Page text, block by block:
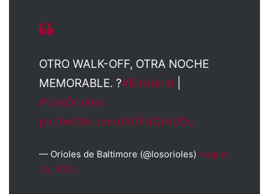
OTRO WALK-OFF, OTRA NOCHE
MEMORABLE. ?#Birdland
#LosOrioles
pic.twitter.com/X0F4GIHdDu
— Orioles de Baltimore (@losorioles) August
26, 2022